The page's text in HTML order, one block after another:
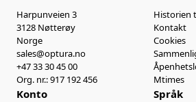
Harpunveien 3
3128 Nøtterøy
Norge
sales@optura.no
+47 33 30 45 00
Org. nr.: 917 192 456
Historien
Kontakt
Cookies
Mtimes
Konto Språk